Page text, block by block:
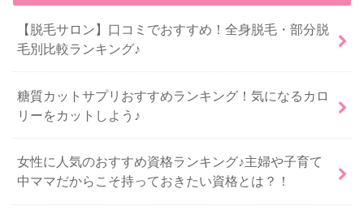
【脱毛サロン】口コミでおすすめ！全身脱毛・部分脱
毛別比較ランキング♪
糖質カットサプリおすすめランキング！気になるカロ
リーをカットしよう♪
女性に人気のおすすめ資格ランキング♪主婦や子育て
中ママだからこそ持っておきたい資格とは？！